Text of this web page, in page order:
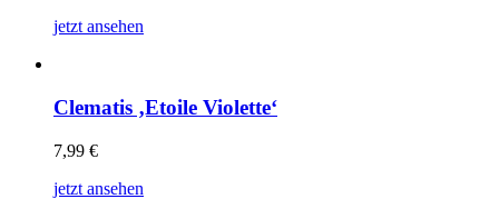
jetzt ansehen
Clematis ‚Etoile Violette‘
7,99 €
jetzt ansehen